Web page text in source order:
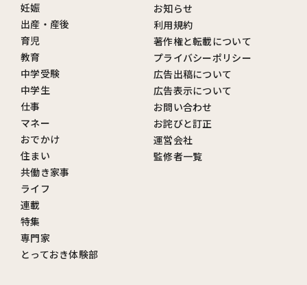
妊娠
出産・産後
育児
教育
中学受験
中学生
仕事
マネー
おでかけ
住まい
共働き家事
ライフ
連載
特集
専門家
とっておき体験部
お知らせ
利用規約
著作権と転載について
プライバシーポリシー
広告出稿について
広告表示について
お問い合わせ
お詫びと訂正
運営会社
監修者一覧